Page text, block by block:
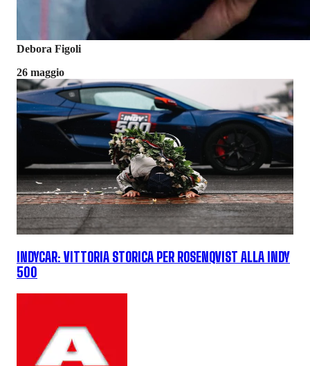
Debora Figoli
26 maggio
INDYCAR: VITTORIA STORICA PER ROSENQVIST ALLA INDY
500